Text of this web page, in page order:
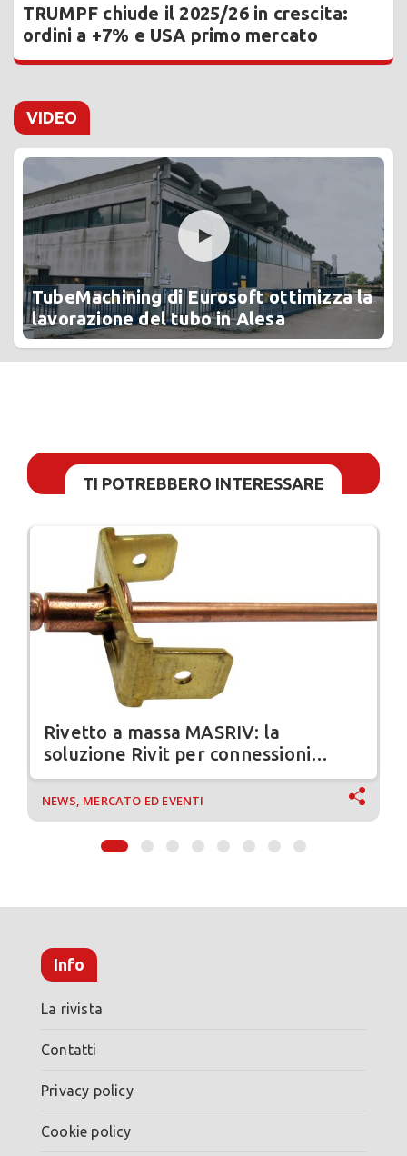
TRUMPF chiude il 2025/26 in crescita:
ordini a +7% e USA primo mercato
VIDEO
TubeMachining di Eurosoft ottimizza la
lavorazione del tubo in Alesa
TI POTREBBERO INTERESSARE
Rivetto a massa MASRIV: la
soluzione Rivit per connessioni
elettriche sicure
NEWS, MERCATO ED EVENTI
Info
La rivista
Contatti
Privacy policy
Cookie policy